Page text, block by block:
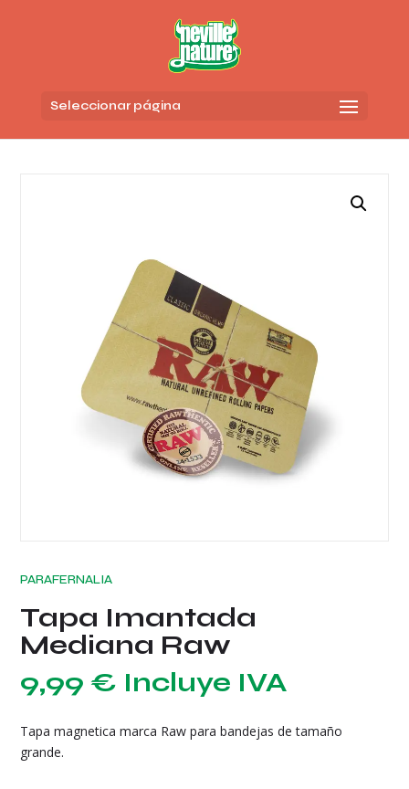
Seleccionar página
PARAFERNALIA
Tapa Imantada
Mediana Raw
9,99 € Incluye IVA
Tapa magnetica marca Raw para bandejas de tamaño
grande.